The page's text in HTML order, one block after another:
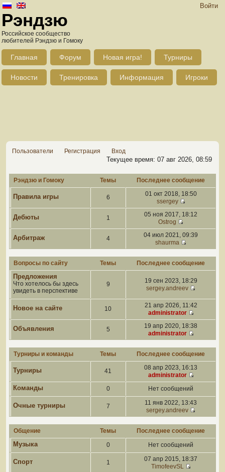
Войти
Рэндзю
Российское сообщество
любителей Рэндзю и Гомоку
Главная Форум Новая игра! Турниры
Новости Тренировка Информация Игроки
Пользователи Регистрация Вход
Текущее время: 07 авг 2026, 08:59
Рэндзю и Гомоку Темы Последнее сообщение
Правила игры 6
01 окт 2018, 18:50
ssergey
Дебюты 1
05 ноя 2017, 18:12
Ostrog
Арбитраж 4
04 июл 2021, 09:39
shaurma
Вопросы по сайту Темы Последнее сообщение
Предложения
Что хотелось бы здесь
увидеть в перспективе
9
19 сен 2023, 18:29
sergey.andreev
Новое на сайте 10
21 апр 2026, 11:42
administrator
Объявления 5
19 апр 2020, 18:38
administrator
Турниры и команды Темы Последнее сообщение
Турниры 41
08 апр 2023, 16:13
administrator
Команды 0 Нет сообщений
Очные турниры 7
11 янв 2022, 13:43
sergey.andreev
Общение Темы Последнее сообщение
Музыка 0 Нет сообщений
Спорт 1
07 апр 2015, 18:37
TimofeevSL